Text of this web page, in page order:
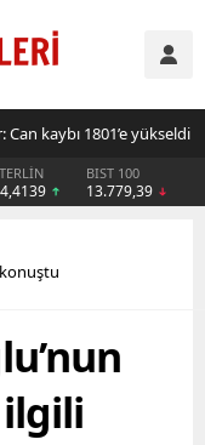
kaybı 1801’e yükseldi
BIST 100
13.779,39